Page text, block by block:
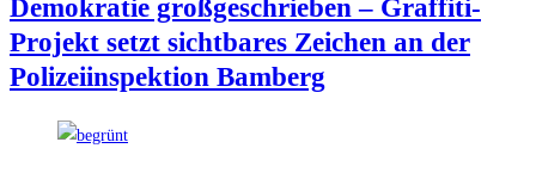
Demo­kra­tie groß­ge­schrie­ben – Graf­fi­ti-
Pro­jekt setzt sicht­ba­res Zei­chen an der
Poli­zei­in­spek­ti­on Bamberg